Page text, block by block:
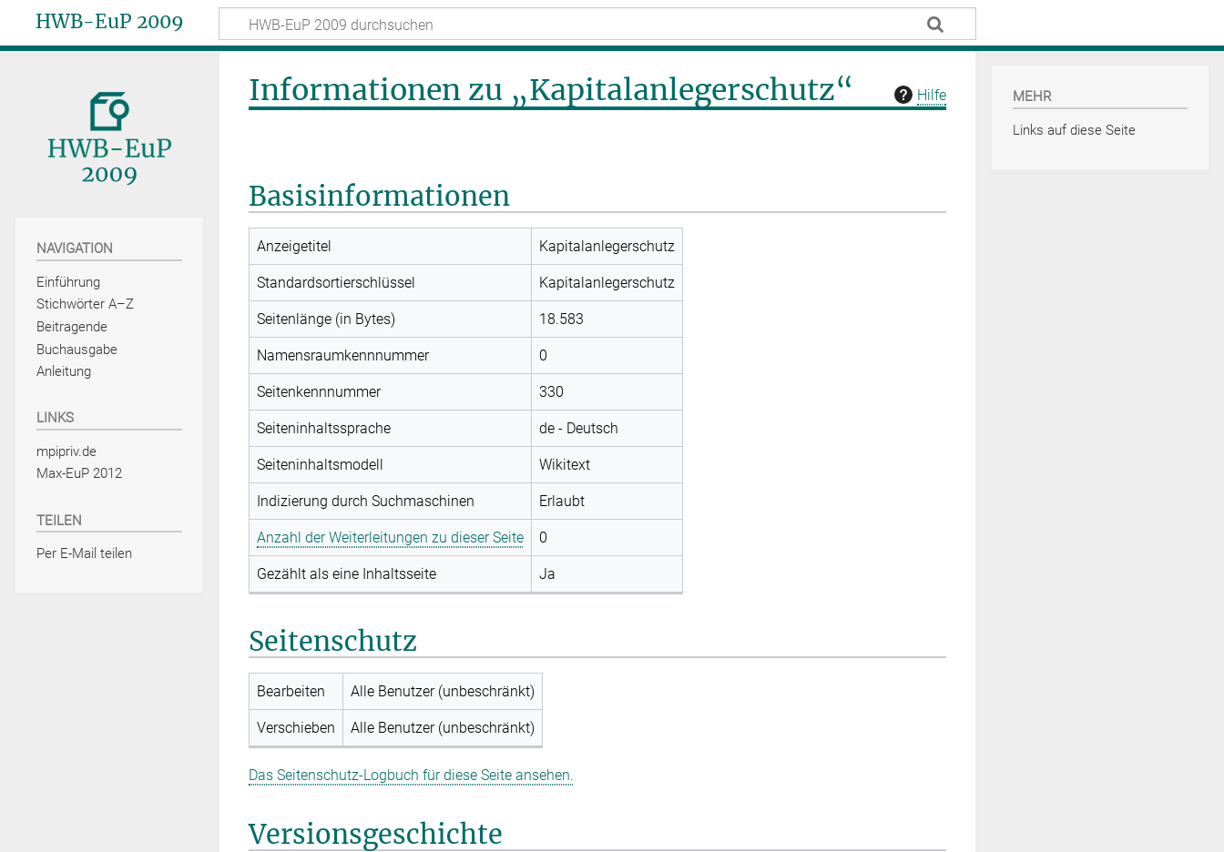
HWB-EuP 2009
Hilfe
Informationen zu „Kapitalanlegerschutz“
Basisinformationen
Anzeigetitel Kapitalanlegerschutz
Standardsortierschlüssel Kapitalanlegerschutz
Seitenlänge (in Bytes) 18.583
Namensraumkennnummer 0
Seitenkennnummer 330
Seiteninhaltssprache de - Deutsch
Seiteninhaltsmodell Wikitext
Indizierung durch Suchmaschinen Erlaubt
Anzahl der Weiterleitungen zu dieser Seite 0
Gezählt als eine Inhaltsseite Ja
Seitenschutz
Bearbeiten Alle Benutzer (unbeschränkt)
Verschieben Alle Benutzer (unbeschränkt)
Das Seitenschutz-Logbuch für diese Seite ansehen.
Versionsgeschichte
NAVIGATION
Einführung
Stichwörter A–Z
Beitragende
Buchausgabe
Anleitung
LINKS
mpipriv.de
Max-EuP 2012
TEILEN
Per E-Mail teilen
MEHR
Links auf diese Seite